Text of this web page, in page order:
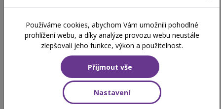
šablony
Hudebka nás baví
Hodinová dotace
8 vyučovacích hodin
Obsah školení
Používáme cookies, abychom Vám umožnili pohodlné
prohlížení webu, a díky analýze provozu webu neustále
zlepšovali jeho funkce, výkon a použitelnost.
Přijmout vše
Nastavení